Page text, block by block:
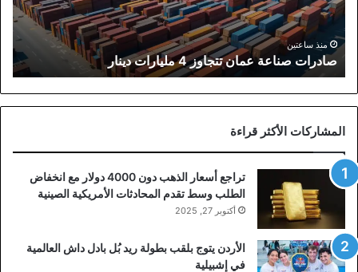
دينار
منذ ساعتين
صادرات صناعة عمان تتجاوز 4 مليارات دينار
المشاركات الأكثر قراءة
تراجع أسعار الذهب دون 4000 دولار مع انخفاض
الطلب وسط تقدم المحادثات الأمريكية الصينية
أكتوبر 27, 2025
الأردن يتوج بلقب بطولة ريد بُل بادل داش العالمية
في إشبيلية